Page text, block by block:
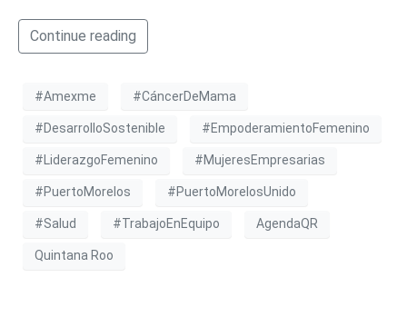
Continue reading
#Amexme #CáncerDeMama
#DesarrolloSostenible #EmpoderamientoFemenino
#LiderazgoFemenino #MujeresEmpresarias
#PuertoMorelos #PuertoMorelosUnido
#Salud #TrabajoEnEquipo AgendaQR
Quintana Roo